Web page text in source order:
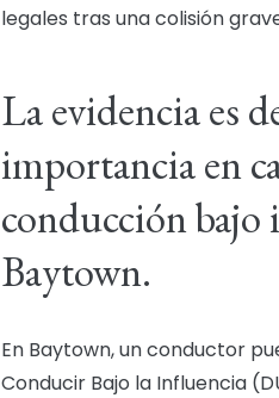
legales tras una colisión
La evidencia es
importancia en
conducción bajo
Baytown.
En Baytown, un conductor
Conducir Bajo la Influencia